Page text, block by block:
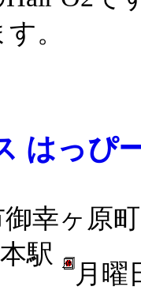
。
はっぴ
幸ヶ原
駅
月曜